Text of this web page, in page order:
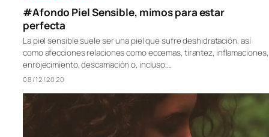
#Afondo Piel Sensible, mimos para estar
perfecta
La piel sensible suele ser una piel que sufre deshidratación, así
como afecciones relaciones como eccemas, tirantez, inflamaciones,
enrojecimiento, descamación o, incluso,…
08/12/2020